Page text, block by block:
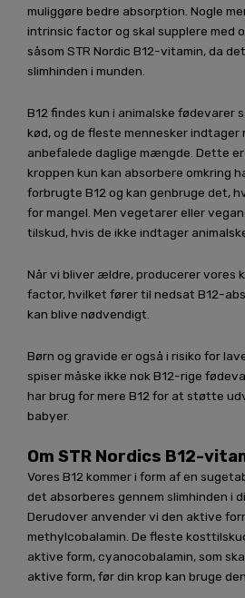
muliggøre bedre absorption. Nogle
intrinsic factor og skal supplere med
såsom STR Nordic B12-vitamin, da
slimhinden i munden.
B12 findes kun i animalske fødevarer
kød, og de fleste mennesker indtager
anbefalede daglige mængde. Dette
kroppen kun kan absorbere omkring
forbrugte B12 og kan genbruge det,
for mangel. Men vegetarer eller
tilskud, hvis de ikke indtager
Når vi bliver ældre, producerer vores
factor, hvilket fører til nedsat B12-
kan blive nødvendigt.
Børn og gravide er også i risiko for
spiser måske ikke nok B12-rige
har brug for mere B12 for at støtte
babyer.
Om STR Nordics B12-
Vores B12 kommer i form af en
det absorberes gennem slimhinden i
Derudover anvender vi den aktive
methylcobalamin. De fleste
aktive form, cyanocobalamin, som
aktive form, før din krop kan bruge den.